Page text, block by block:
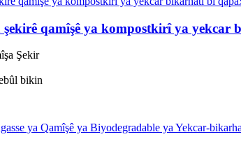
qamîşê ya kompostkirî ya yekcar
Şekir
bikin